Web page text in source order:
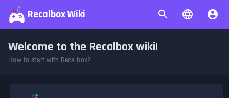
Recalbox Wiki
Welcome to the Recalbox wiki!
How to start with Recalbox?